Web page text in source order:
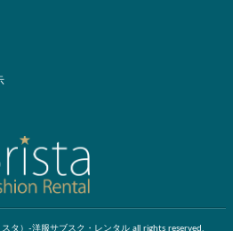
タ）-洋服サブスク・レンタル all rights reserved.